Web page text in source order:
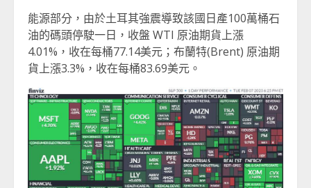
能源部分，由於土耳其強震導致該國日產100萬桶石
油的碼頭停駛一日，收盤 WTI 原油期貨上漲
4.01%，收在每桶77.14美元；布蘭特(Brent) 原油期
貨上漲3.3%，收在每桶83.69美元。